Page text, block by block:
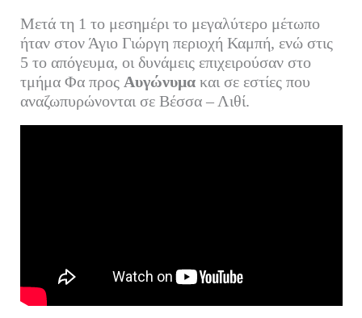
Μετά τη 1 το μεσημέρι το μεγαλύτερο μέτωπο
ήταν στον Άγιο Γιώργη περιοχή Καμπή, ενώ στις
5 το απόγευμα, οι δυνάμεις επιχειρούσαν στο
τμήμα Φα προς Αυγώνυμα και σε εστίες που
αναζωπυρώνονται σε Βέσσα – Λιθί.